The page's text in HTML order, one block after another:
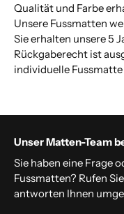
Qualität und Farbe
Unsere Fussmatten
Sie erhalten unsere 5
Rückgaberecht ist
individuelle
Unser Matten-Team
Sie haben eine Frage
Fussmatten? Rufen
antworten Ihnen